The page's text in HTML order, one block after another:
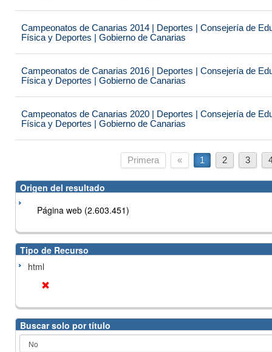
Campeonatos de Canarias 2014 | Deportes | Consejería de
Física y Deportes | Gobierno de Canarias
Campeonatos de Canarias 2016 | Deportes | Consejería de
Física y Deportes | Gobierno de Canarias
Campeonatos de Canarias 2020 | Deportes | Consejería de
Física y Deportes | Gobierno de Canarias
Primera « 1 2 3
Origen del resultado
Página web (2.603.451)
Tipo de Recurso
html
Buscar solo por título